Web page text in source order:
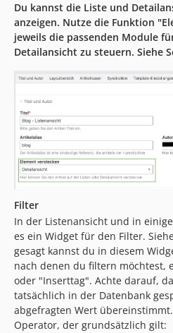
Du kannst die Liste und
anzeigen. Nutze die Funktion
jeweils die passenden Module
Detailansicht zu steuern. Siehe
Filter
In der Listenansicht und in
es ein Widget für den Filter.
gesagt kannst du in diesem
nach denen du filtern möchtest,
oder "Inserttag". Achte darauf,
tatsächlich in der Datenbank
abgefragten Wert
Operator, der grundsätzlich gilt: